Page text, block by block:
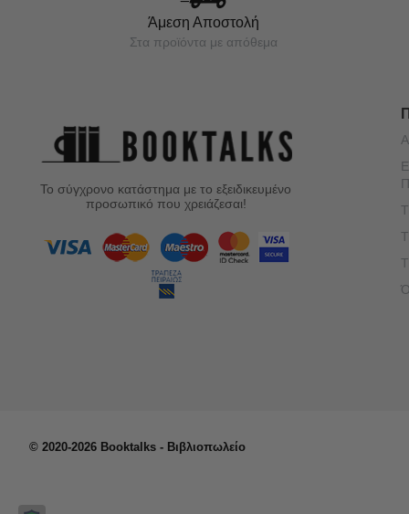
Άμεση Αποστολή
Στα προϊόντα με απόθεμα
Το σύγχρονο κατάστημα με το εξειδικευμένο
προσωπικό που χρειάζεσαι!
© 2020-2026 Booktalks - Βιβλιοπωλείο